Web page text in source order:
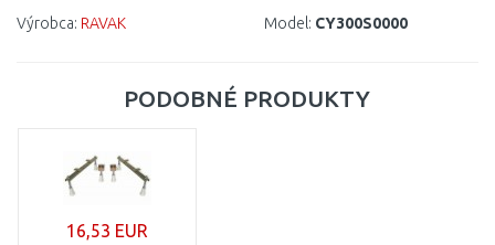
Výrobca: RAVAK Model: CY300S0000
PODOBNÉ PRODUKTY
16,53 EUR